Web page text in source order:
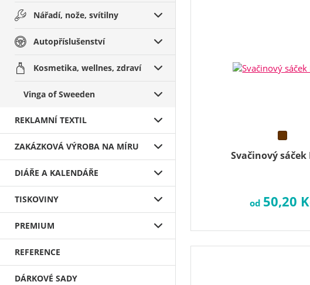
Nářadí, nože, svítilny
Autopříslušenství
Kosmetika, wellnes, zdraví
Vinga of Sweeden
REKLAMNÍ TEXTIL
ZAKÁZKOVÁ VÝROBA NA MÍRU
DIÁŘE A KALENDÁŘE
TISKOVINY
PREMIUM
REFERENCE
DÁRKOVÉ SADY
Svačinový sáček
od 50,20